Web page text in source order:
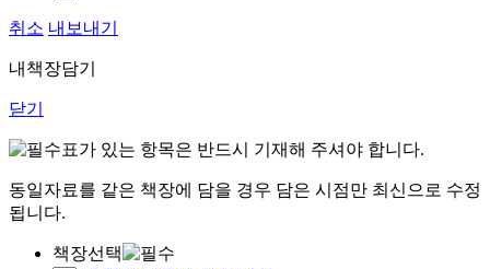
취소 내보내기
내책장담기
닫기
표가 있는 항목은 반드시 기재해 주셔야 합니다.
동일자료를 같은 책장에 담을 경우 담은 시점만 최신으로 수정
됩니다.
책장선택